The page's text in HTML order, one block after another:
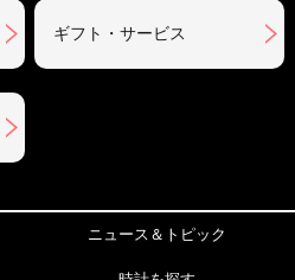
ギフト・サービス
ニュース＆トピック